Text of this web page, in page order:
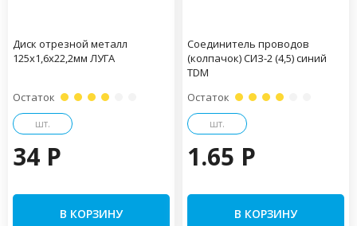
Диск отрезной металл
125х1,6х22,2мм ЛУГА
Остаток
шт.
34 P
В КОРЗИНУ
Соединитель проводов
(колпачок) СИЗ-2 (4,5) синий
TDM
Остаток
шт.
1.65 P
В КОРЗИНУ